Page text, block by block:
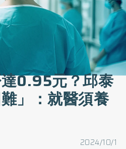
0.95元？邱泰
」：就醫須養
2024/10/1